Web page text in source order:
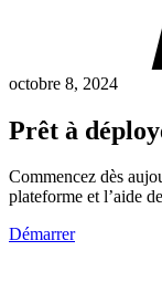
octobre 8, 2024
Prêt à
Commencez dès
plateforme et l’aide
Démarrer